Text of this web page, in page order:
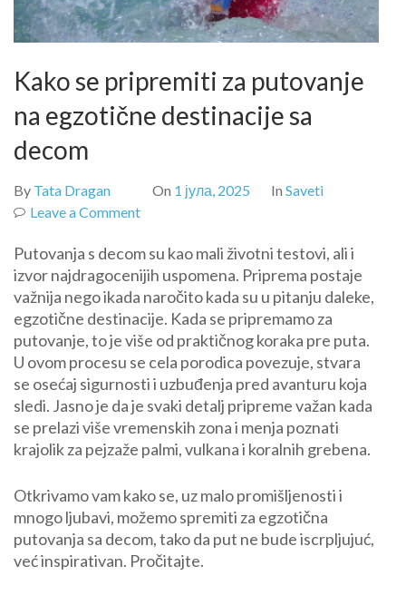
Kako se pripremiti za putovanje
na egzotične destinacije sa
decom
By Tata Dragan On 1 јула, 2025 In Saveti
Leave a Commenton
se
pripremiti
za
putovanje
na
egzotične
destinacije
sa
decom
Putovanja s decom su kao mali životni testovi, ali i
izvor najdragocenijih uspomena. Priprema postaje
važnija nego ikada naročito kada su u pitanju daleke,
egzotične destinacije. Kada se pripremamo za
putovanje, to je više od praktičnog koraka pre puta.
U ovom procesu se cela porodica povezuje, stvara
se osećaj sigurnosti i uzbuđenja pred avanturu koja
sledi. Jasno je da je svaki detalj pripreme važan kada
se prelazi više vremenskih zona i menja poznati
krajolik za pejzaže palmi, vulkana i koralnih grebena.
Otkrivamo vam kako se, uz malo promišljenosti i
mnogo ljubavi, možemo spremiti za egzotična
putovanja sa decom, tako da put ne bude iscrpljujuć,
već inspirativan. Pročitajte.